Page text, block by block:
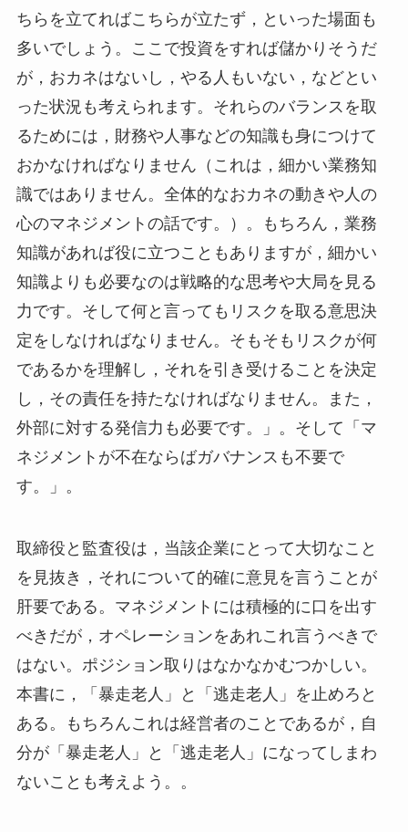
ちらを立てればこちらが立たず，といった場面も
多いでしょう。ここで投資をすれば儲かりそうだ
が，おカネはないし，やる人もいない，などとい
った状況も考えられます。それらのバランスを取
るためには，財務や人事などの知識も身につけて
おかなければなりません（これは，細かい業務知
識ではありません。全体的なおカネの動きや人の
心のマネジメントの話です。）。もちろん，業務
知識があれば役に立つこともありますが，細かい
知識よりも必要なのは戦略的な思考や大局を見る
力です。そして何と言ってもリスクを取る意思決
定をしなければなりません。そもそもリスクが何
であるかを理解し，それを引き受けることを決定
し，その責任を持たなければなりません。また，
外部に対する発信力も必要です。」。そして「マ
ネジメントが不在ならばガバナンスも不要で
す。」。
取締役と監査役は，当該企業にとって大切なこと
を見抜き，それについて的確に意見を言うことが
肝要である。マネジメントには積極的に口を出す
べきだが，オペレーションをあれこれ言うべきで
はない。ポジション取りはなかなかむつかしい。
本書に，「暴走老人」と「逃走老人」を止めろと
ある。もちろんこれは経営者のことであるが，自
分が「暴走老人」と「逃走老人」になってしまわ
ないことも考えよう。。